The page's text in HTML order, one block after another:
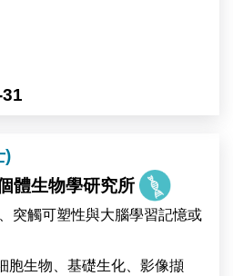
)
體生物學研究所
突觸可塑性與大腦學習記憶或
胞生物、基礎生化、影像擷